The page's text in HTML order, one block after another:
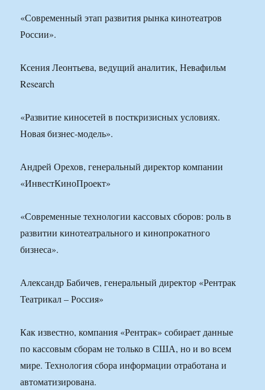
«Современный этап развития рынка кинотеатров
России».
Ксения Леонтьева, ведущий аналитик, Невафильм
Research
«Развитие киносетей в посткризисных условиях.
Новая бизнес-модель».
Андрей Орехов, генеральный директор компании
«ИнвестКиноПроект»
«Современные технологии кассовых сборов: роль в
развитии кинотеатрального и кинопрокатного
бизнеса».
Александр Бабичев, генеральный директор «Рентрак
Театрикал – Россия»
Как известно, компания «Рентрак» собирает данные
по кассовым сборам не только в США, но и во всем
мире. Технология сбора информации отработана и
автоматизирована.